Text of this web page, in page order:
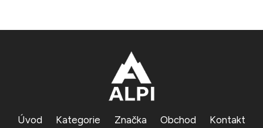
Úvod Kategorie Značka Obchod Kontakt